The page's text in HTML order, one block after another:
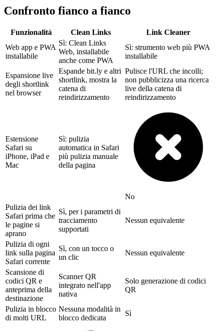
Confronto fianco a fianco
Funzionalità Clean Links
Link Cleaner
Web app e PWA
installabile
Sì: Clean Links
Web, installabile
anche come PWA
Sì: strumento web più PWA
installabile
Espansione live
degli shortlink
nel browser
Espande bit.ly e altri
shortlink, mostra la
catena di
reindirizzamento
Pulisce l'URL che incolli;
non pubblicizza una ricerca
live della catena di
reindirizzamento
Estensione
Safari su
iPhone, iPad e
Mac
Sì: pulizia
automatica in Safari
più pulizia manuale
della pagina
No
Pulizia dei link
Safari prima che
le pagine si
aprano
Sì, per i parametri di
tracciamento
supportati
Nessun equivalente
Pulizia di ogni
link sulla pagina
Safari corrente
Sì, con un tocco o
un clic
Nessun equivalente
Scansione di
codici QR e
anteprima della
destinazione
Scanner QR
integrato nell'app
nativa
Solo generazione di codici
QR
Pulizia in blocco
di molti URL
Nessuna modalità in
blocco dedicata
Sì